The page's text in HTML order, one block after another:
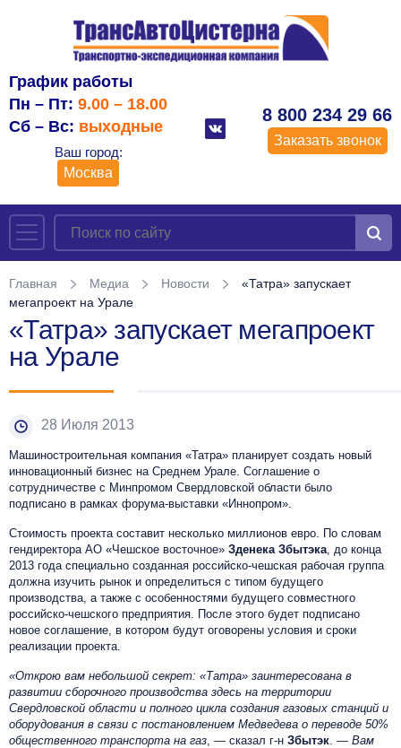
График работы
Пн – Пт: 9.00 – 18.00
Сб – Вс: выходные
Ваш город:
Москва
8 800 234 29 66
Заказать звонок
Главная Медиа Новости
«Татра» запускает
мегапроект на Урале
«Татра» запускает мегапроект
на Урале
28 Июля 2013
Машиностроительная компания «Татра» планирует создать новый
инновационный бизнес на Среднем Урале. Соглашение о
сотрудничестве с Минпромом Свердловской области было
подписано в рамках форума-выставки «Иннопром».
Стоимость проекта составит несколько миллионов евро. По словам
гендиректора АО «Чешское восточное» Зденека Збытэка , до конца
2013 года специально созданная российско-чешская рабочая группа
должна изучить рынок и определиться с типом будущего
производства, а также с особенностями будущего совместного
российско-чешского предприятия. После этого будет подписано
новое соглашение, в котором будут оговорены условия и сроки
реализации проекта.
«Открою вам небольшой секрет: «Татра» заинтересована в
развитии сборочного производства здесь на территории
Свердловской области и полного цикла создания газовых станций и
оборудования в связи с постановлением Медведева о переводе 50%
общественного транспорта на газ , — сказал г-н Збытэк . — Вам